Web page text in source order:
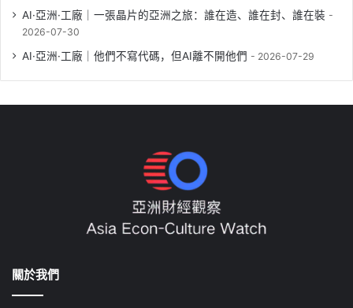
AI·亞洲·工廠｜一張晶片的亞洲之旅：誰在造、誰在封、誰在裝
2026-07-30
AI·亞洲·工廠｜他們不寫代碼，但AI離不開他們 2026-07-29
關於我們